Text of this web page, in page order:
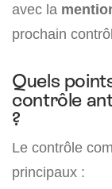
avec la
prochain
Quels
contrôle
?
Le contrôle
principaux :